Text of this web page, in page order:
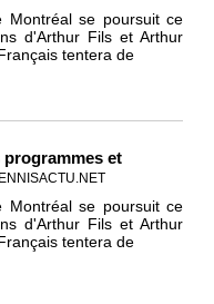
Montréal se poursuit ce
d'Arthur Fils et Arthur
tentera de
programmes et
Montréal se poursuit ce
d'Arthur Fils et Arthur
tentera de